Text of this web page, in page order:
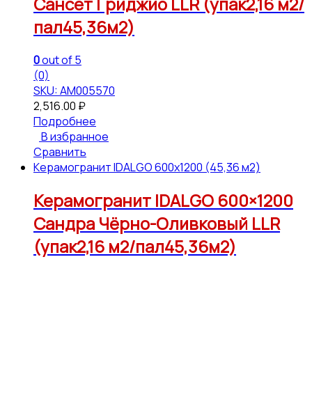
пал45,36м2)
0out of 5
(0)
SKU: АМ005570
2,516.00 ₽
Подробнее
В избранное
Сравнить
Керамогранит IDALGO 600x1200 (45,36 м2)
Керамогранит IDALGO 600×1200
Сандра Чёрно-Оливковый LLR
(упак2,16 м2/пал45,36м2)